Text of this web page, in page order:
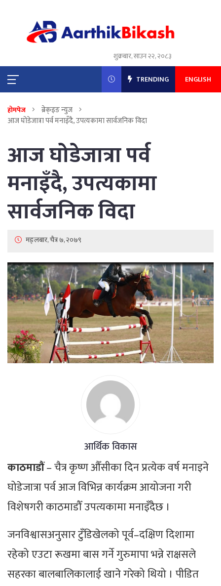
शुक्रबार, साउन २२, २०८३
TRENDING ENGLISH
होमपेज
ब्रेक्इङ न्युज
आज घोडेजात्रा पर्व मनाइँदै, उपत्यकामा सार्वजनिक विदा
आज घोडेजात्रा पर्व
मनाइँदै, उपत्यकामा
सार्वजनिक विदा
मङ्लबार, चैत्र ७, २०७९
आर्थिक विकास
काठमाडौं– चैत्र कृष्ण औँसीका दिन प्रत्येक वर्ष मनाइने
घोडेजात्रा पर्व आज विभिन्न कार्यक्रम आयोजना गरी
विशेषगरी काठमाडौँ उपत्यकामा मनाइँदैछ ।
जनविश्वासअनुसार टुँडिखेलको पूर्व–दक्षिण दिशामा
रहेको एउटा रूखमा बास गर्ने गुरुमापा भन्ने राक्षसले
सहरका बालबालिकालाई खाने गरेको थियो । पीडित